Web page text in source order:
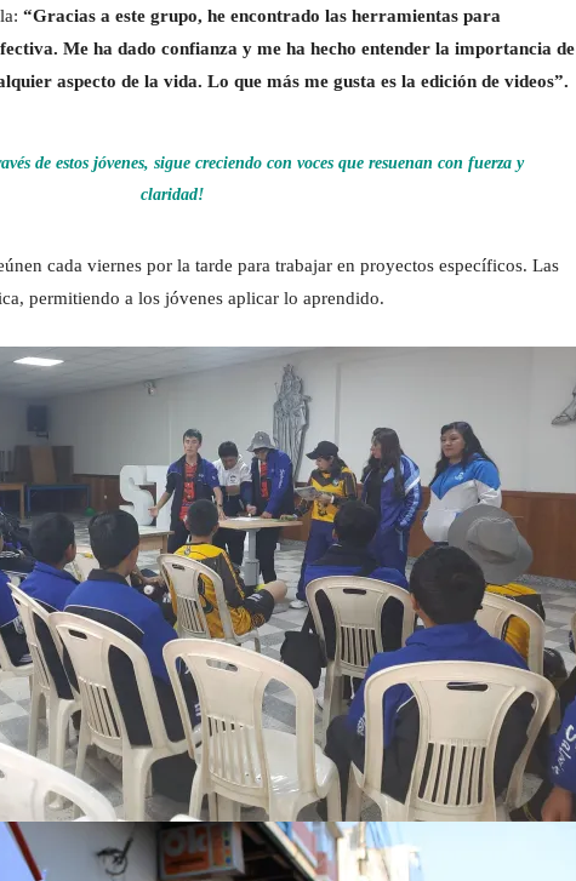
“Gracias a este grupo, he encontrado las herramientas para
Me ha dado confianza y me ha hecho entender la importancia de
aspecto de la vida. Lo que más me gusta es la edición de videos”.
de estos jóvenes, sigue creciendo con voces que resuenan con fuerza y
claridad!
cada viernes por la tarde para trabajar en proyectos específicos. Las
permitiendo a los jóvenes aplicar lo aprendido.